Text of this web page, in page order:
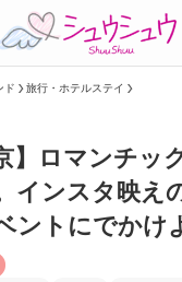
ド 旅行・ホテルステイ
】ロマンチッ
インスタ映え
ントにでかけ